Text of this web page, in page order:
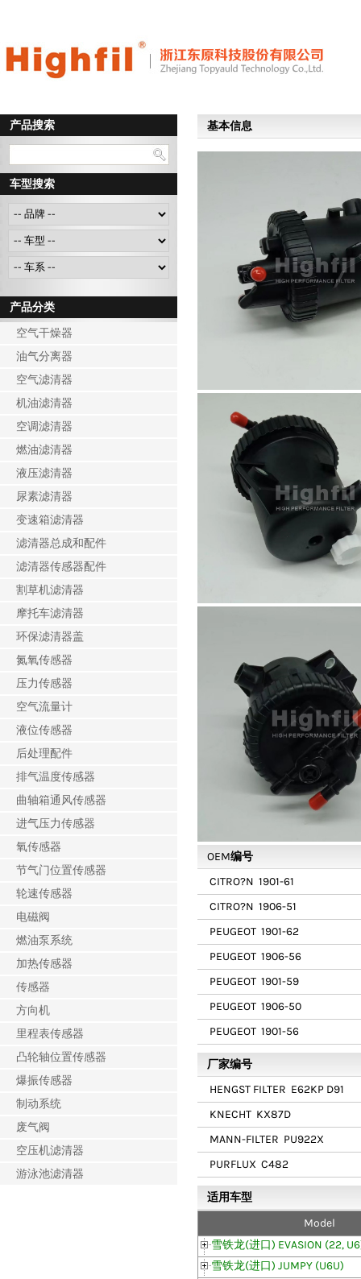
产品搜索
车型搜索
产品分类
空气干燥器
油气分离器
空气滤清器
机油滤清器
空调滤清器
燃油滤清器
液压滤清器
尿素滤清器
变速箱滤清器
滤清器总成和配件
滤清器传感器配件
割草机滤清器
摩托车滤清器
环保滤清器盖
氮氧传感器
压力传感器
空气流量计
液位传感器
后处理配件
排气温度传感器
曲轴箱通风传感器
进气压力传感器
氧传感器
节气门位置传感器
轮速传感器
电磁阀
燃油泵系统
加热传感器
传感器
方向机
里程表传感器
凸轮轴位置传感器
爆振传感器
制动系统
废气阀
空压机滤清器
游泳池滤清器
基本信息
OEM编号
CITRO?N 1901-61
CITRO?N 1906-51
PEUGEOT 1901-62
PEUGEOT 1906-56
PEUGEOT 1901-59
PEUGEOT 1906-50
PEUGEOT 1901-56
厂家编号
HENGST FILTER E62KP D91
KNECHT KX87D
MANN-FILTER PU922X
PURFLUX C482
适用车型
Model
雪铁龙(进口) EVASION (22,
雪铁龙(进口) JUMPY (U6U)